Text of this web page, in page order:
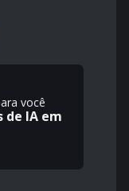
você
de IA em